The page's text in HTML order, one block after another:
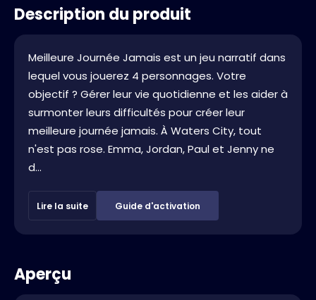
Description du produit
Meilleure Journée Jamais est un jeu narratif dans
lequel vous jouerez 4 personnages. Votre
objectif ? Gérer leur vie quotidienne et les aider à
surmonter leurs difficultés pour créer leur
meilleure journée jamais. À Waters City, tout
n'est pas rose. Emma, Jordan, Paul et Jenny ne
d...
Lire la suite Guide d'activation
Aperçu